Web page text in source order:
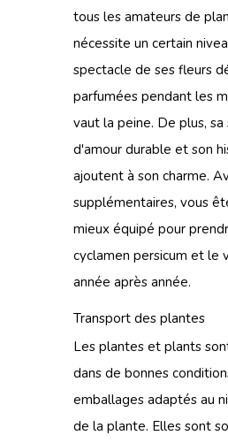
tous les amateurs de
nécessite un certain
spectacle de ses fleurs
parfumées pendant les
vaut la peine. De plus,
d'amour durable et son
ajoutent à son charme.
supplémentaires, vous
mieux équipé pour
cyclamen persicum et le
année après année.
Transport des plantes
Les plantes et plants
dans de bonnes
emballages adaptés au
de la plante. Elles sont